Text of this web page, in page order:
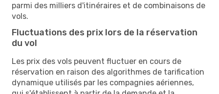
parmi des milliers d'itinéraires et de combinaisons de
vols.
Fluctuations des prix lors de la réservation
du vol
Les prix des vols peuvent fluctuer en cours de
réservation en raison des algorithmes de tarification
dynamique utilisés par les compagnies aériennes,